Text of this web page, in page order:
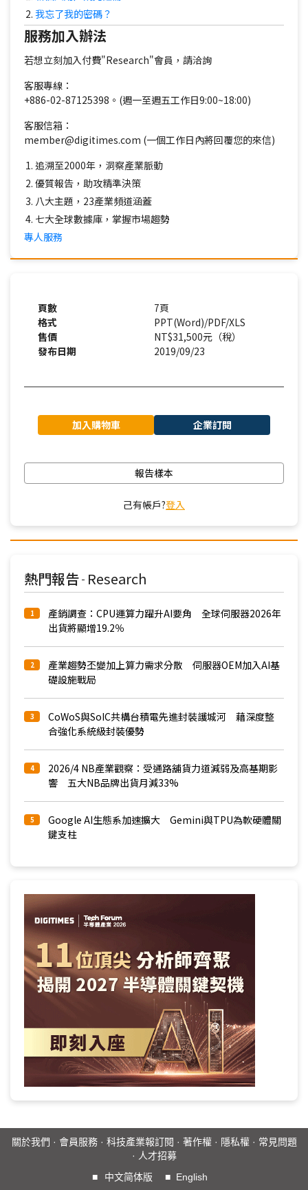
我忘了我的密碼？
服務加入辦法
若想立刻加入付費"Research"會員，請洽詢
客服專線：
+886-02-87125398。(週一至週五工作日9:00~18:00)
客服信箱：
member@digitimes.com (一個工作日內將回覆您的來信)
追溯至2000年，洞察產業脈動
優質報告，助攻精準決策
八大主題，23產業頻道涵蓋
七大全球數據庫，掌握市場趨勢
專人服務
頁數
7頁
格式
PPT(Word)/PDF/XLS
售價
NT$31,500元（稅）
發布日期
2019/09/23
加入購物車 企業訂閱
報告樣本
己有帳戶?登入
熱門報告 - Research
1
產銷調查：CPU運算力躍升AI要角 全球伺服器2026年
出貨將顯增19.2％
2
產業趨勢丕變加上算力需求分散 伺服器OEM加入AI基
礎設施戰局
3
CoWoS與SoIC共構台積電先進封裝護城河 藉深度整
合強化系統級封裝優勢
4
2026/4 NB產業觀察：受通路舖貨力道減弱及高基期影
響 五大NB品牌出貨月減33%
5
Google AI生態系加速擴大 Gemini與TPU為軟硬體關
鍵支柱
關於我們 · 會員服務· 科技產業報訂閱 · 著作權· 隱私權· 常見問題
· 人才招募
■
中文简体版 ■ English